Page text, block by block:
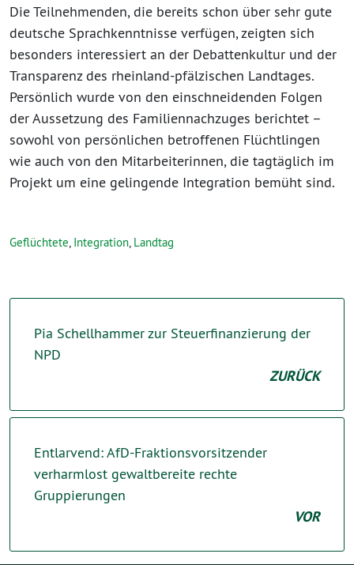
Die Teilnehmenden, die bereits schon über sehr gute
deutsche Sprachkenntnisse verfügen, zeigten sich
besonders interessiert an der Debattenkultur und der
Transparenz des rheinland-pfälzischen Landtages.
Persönlich wurde von den einschneidenden Folgen
der Aussetzung des Familiennachzuges berichtet –
sowohl von persönlichen betroffenen Flüchtlingen
wie auch von den Mitarbeiterinnen, die tagtäglich im
Projekt um eine gelingende Integration bemüht sind.
Geflüchtete, Integration, Landtag
Pia Schellhammer zur Steuerfinanzierung der
NPD
ZURÜCK
Entlarvend: AfD-Fraktionsvorsitzender
verharmlost gewaltbereite rechte
Gruppierungen
VOR